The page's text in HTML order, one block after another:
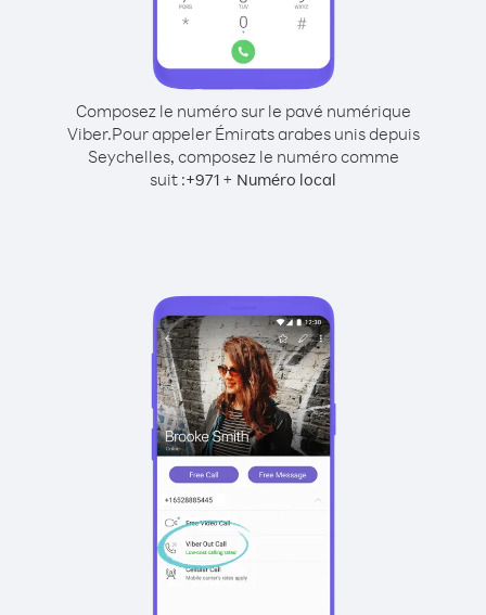
Composez le numéro sur le pavé numérique
Viber.Pour appeler Émirats arabes unis depuis
Seychelles, composez le numéro comme
suit :+971 + Numéro local